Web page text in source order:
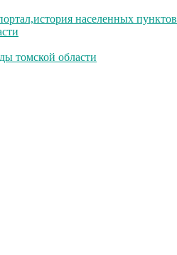
населенных пунктов
томской области